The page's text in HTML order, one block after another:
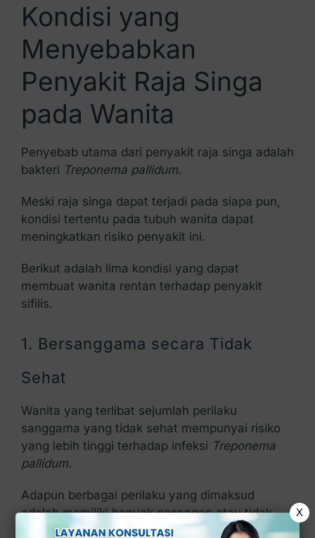
Kondisi yang
Menyebabkan
Penyakit Raja Singa
pada Wanita
Penyebab utama dari penyakit raja singa adalah
bakteri Treponema pallidum.
Meski raja singa dapat terjadi pada siapa pun,
kondisi tertentu pada tubuh wanita dapat
meningkatkan risiko penyakit ini.
Berikut adalah lima kondisi yang dapat
membuat wanita rentan terhadap penyakit
sifilis.
1. Bersanggama secara Tidak
Sehat
Wanita yang terlibat sejumlah perilaku
sanggama yang tidak sehat mempunyai risiko
yang lebih tinggi terhadap infeksi Treponema
pallidum.
Adapun berbagai perilaku yang dimaksud
adalah memiliki banyak pasangan atau tidak
menggunakan kondom secara konsisten.
X